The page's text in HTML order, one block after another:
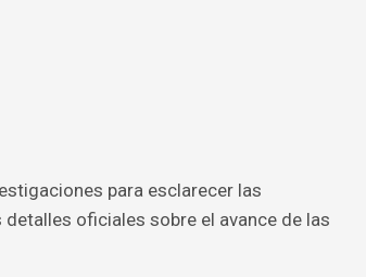
para esclarecer las
oficiales sobre el avance de las